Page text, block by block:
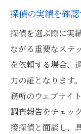
東京都北
見積も
追加料
探偵依
料金体
調査手法を
東京都北
探偵の実績を確
探偵を選ぶ際に実
ながる重要なステ
を依頼する場合、
力の証となります
務所のウェブサイ
調査報告をチェッ
接探偵と面談し、